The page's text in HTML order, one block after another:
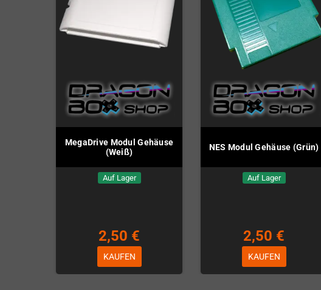
MegaDrive Modul Gehäuse
(Weiß)
Auf Lager
2,50 €
KAUFEN
NES Modul Gehäuse (Grün)
Auf Lager
2,50 €
KAUFEN